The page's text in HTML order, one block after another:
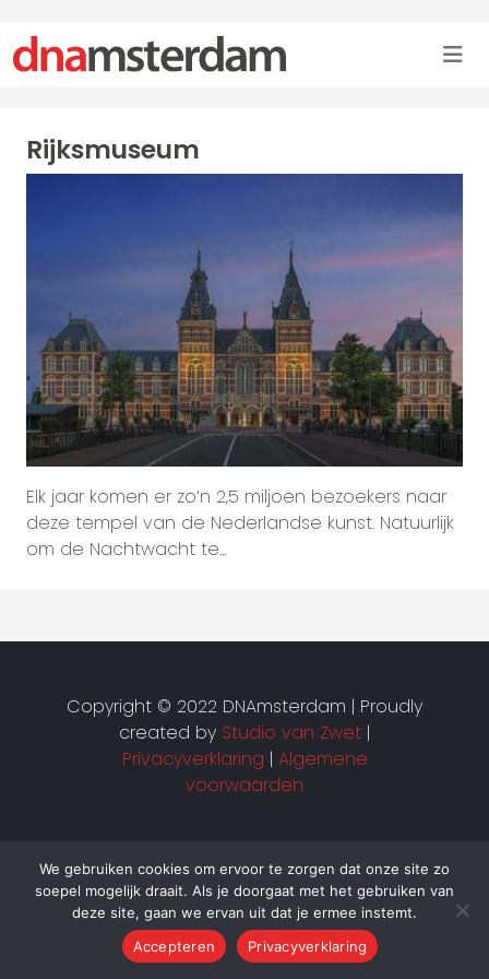
Rijksmuseum
Elk jaar komen er zo’n 2,5 miljoen bezoekers naar
deze tempel van de Nederlandse kunst. Natuurlijk
om de Nachtwacht te...
We gebruiken cookies om ervoor te zorgen dat onze site zo
soepel mogelijk draait. Als je doorgaat met het gebruiken van
deze site, gaan we ervan uit dat je ermee instemt.
Accepteren
Privacyverklaring
Copyright © 2022 DNAmsterdam | Proudly
created by Studio van Zwet |
Privacyverklaring | Algemene
voorwaarden